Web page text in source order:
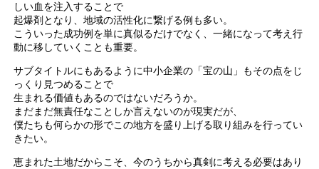
しい血を注入することで
起爆剤となり、地域の活性化に繋げる例も多い。
こういった成功例を単に真似るだけでなく、一緒になって考え行
動に移していくことも重要。
サブタイトルにもあるように中小企業の「宝の山」もその点をじ
っくり見つめることで
生まれる価値もあるのではないだろうか。
まだまだ無責任なことしか言えないのが現実だが、
僕たちも何らかの形でこの地方を盛り上げる取り組みを行ってい
きたい。
恵まれた土地だからこそ、今のうちから真剣に考える必要はあり